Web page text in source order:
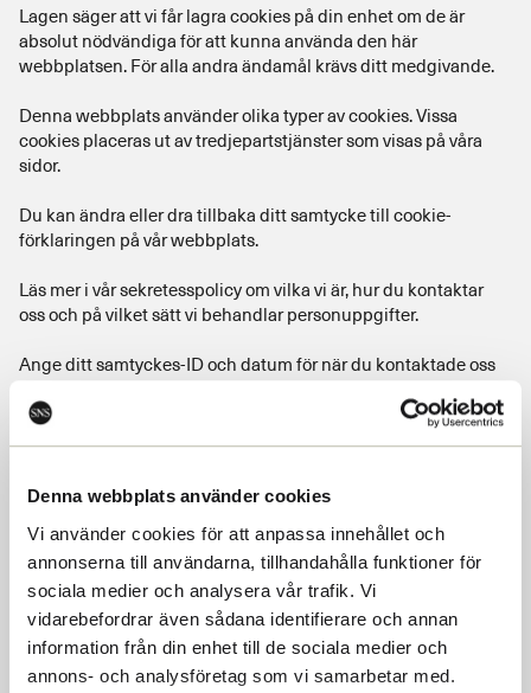
Denna webbplats använder cookies
Vi använder cookies för att anpassa innehållet och
annonserna till användarna, tillhandahålla funktioner för
sociala medier och analysera vår trafik. Vi
vidarebefordrar även sådana identifierare och annan
information från din enhet till de sociala medier och
annons- och analysföretag som vi samarbetar med.
Lagen säger att vi får lagra cookies på din enhet om de är
absolut nödvändiga för att kunna använda den här
webbplatsen. För alla andra ändamål krävs ditt medgivande.
Denna webbplats använder olika typer av cookies. Vissa
cookies placeras ut av tredjepartstjänster som visas på våra
sidor.
Du kan ändra eller dra tillbaka ditt samtycke till cookie-
förklaringen på vår webbplats.
Läs mer i vår sekretesspolicy om vilka vi är, hur du kontaktar
oss och på vilket sätt vi behandlar personuppgifter.
Ange ditt samtyckes-ID och datum för när du kontaktade oss
gällande ditt samtycke.
Ditt samtycke gäller för följande domäner: www.sns.se
Ändra ditt medgivande
Cookie-deklaration uppdaterades senast 15/07/2026 av
Cookiebot:
Nödvändig (13)